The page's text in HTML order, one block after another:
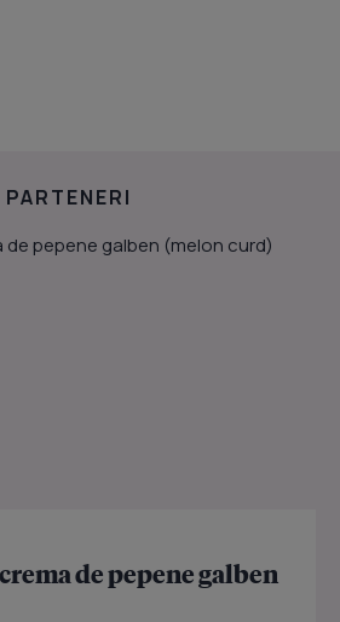
PARTENERI
de pepene galben